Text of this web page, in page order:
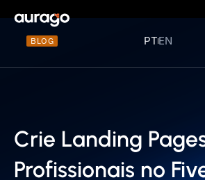
BLOG PTEN
Crie Landing
Profissionais no